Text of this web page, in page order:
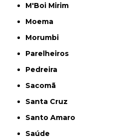
M'Boi Mirim
Moema
Morumbi
Parelheiros
Pedreira
Sacomã
Santa Cruz
Santo Amaro
Saúde